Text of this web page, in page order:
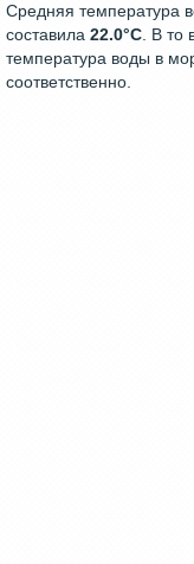
Средняя температура
составила 22.0°C. В то
температура воды в
соответственно.